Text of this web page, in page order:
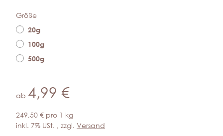
Größe
20g
100g
500g
ab 4,99 €
249,50 € pro 1 kg
inkl. 7% USt. , zzgl. Versand